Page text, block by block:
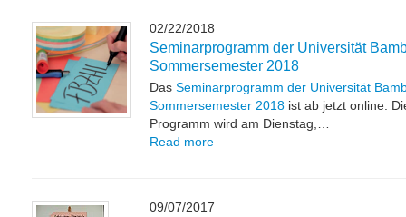
02/22/2018
Seminarprogramm der Universität
Sommersemester 2018
Das Seminarprogramm der Universität
Sommersemester 2018 ist ab jetzt online.
Programm wird am Dienstag,…
Read more
09/07/2017